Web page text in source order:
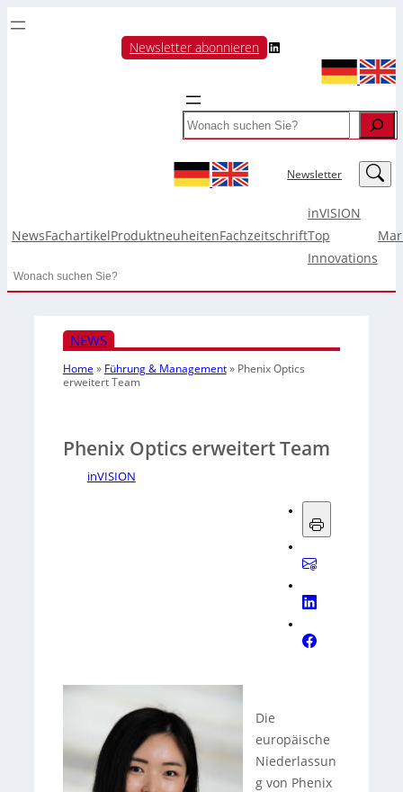
Newsletter abonnieren LinkedIn
Search
Newsletter LinkedIn
NewsFachartikelProduktneuheitenFachzeitschrift
inVISION
Top
Innovations
Search
NEWS
Home » Führung & Management» Phenix Optics
erweitert Team
Phenix Optics erweitert Team
inVISION
Die
europäische
Niederlassun
g von Phenix